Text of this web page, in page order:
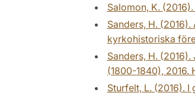
Salomon, K.
Sanders, H.
kyrkohistoriska
Sanders, H.
(1800-1840), 2016.
Sturfelt, L. (2016).